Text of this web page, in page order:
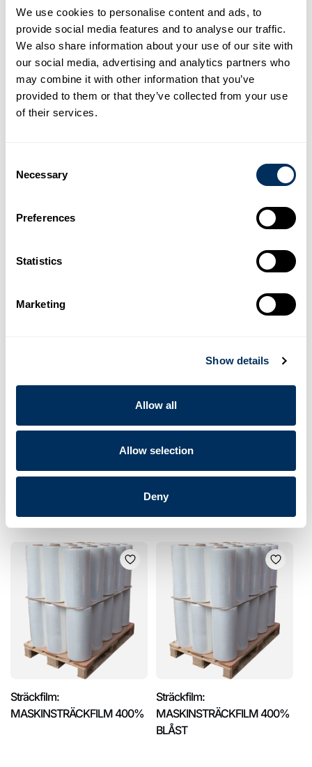
We use cookies to personalise content and ads, to
provide social media features and to analyse our traffic.
We also share information about your use of our site with
our social media, advertising and analytics partners who
may combine it with other information that you’ve
provided to them or that they’ve collected from your use
of their services.
Selection
Necessary
Preferences
Statistics
Marketing
Show details
Allow all
Allow selection
Deny
Sträckfilm:
Sträckfilm:
MASKINSTRÄCKFILM 250%
MASKINSTRÄCKFILM 300%
MASKINSTRÄCKFILM 350%
Sträckfilm:
MASKINSTRÄCKFILM 400%
Sträckfilm:
MASKINSTRÄCKFILM 400%
BLÅST